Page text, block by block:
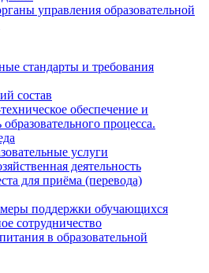
управления образовательной
стандарты и требования
состав
обеспечение и
процесса.
услуги
деятельность
для приёма (перевода)
поддержки обучающихся
сотрудничество
в образовательной